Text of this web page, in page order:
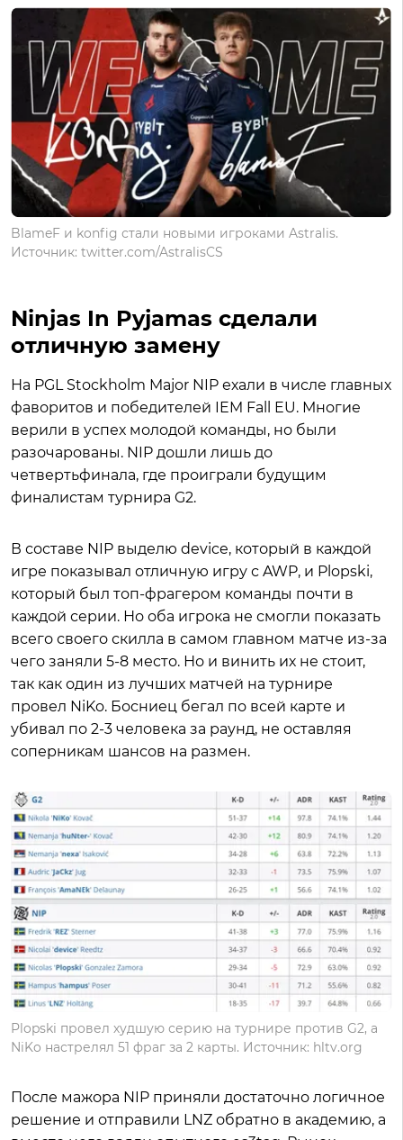
BlameF и konfig стали новыми игроками Astralis.
Источник: twitter.com/AstralisCS
Ninjas In Pyjamas сделали
отличную замену
На PGL Stockholm Major NIP ехали в числе главных
фаворитов и победителей IEM Fall EU. Многие
верили в успех молодой команды, но были
разочарованы. NIP дошли лишь до
четвертьфинала, где проиграли будущим
финалистам турнира G2.
В составе NIP выделю device, который в каждой
игре показывал отличную игру с AWP, и Plopski,
который был топ-фрагером команды почти в
каждой серии. Но оба игрока не смогли показать
всего своего скилла в самом главном матче из-за
чего заняли 5-8 место. Но и винить их не стоит,
так как один из лучших матчей на турнире
провел NiKo. Босниец бегал по всей карте и
убивал по 2-3 человека за раунд, не оставляя
соперникам шансов на размен.
Plopski провел худшую серию на турнире против G2, а
NiKo настрелял 51 фраг за 2 карты. Источник: hltv.org
После мажора NIP приняли достаточно логичное
решение и отправили LNZ обратно в академию, а